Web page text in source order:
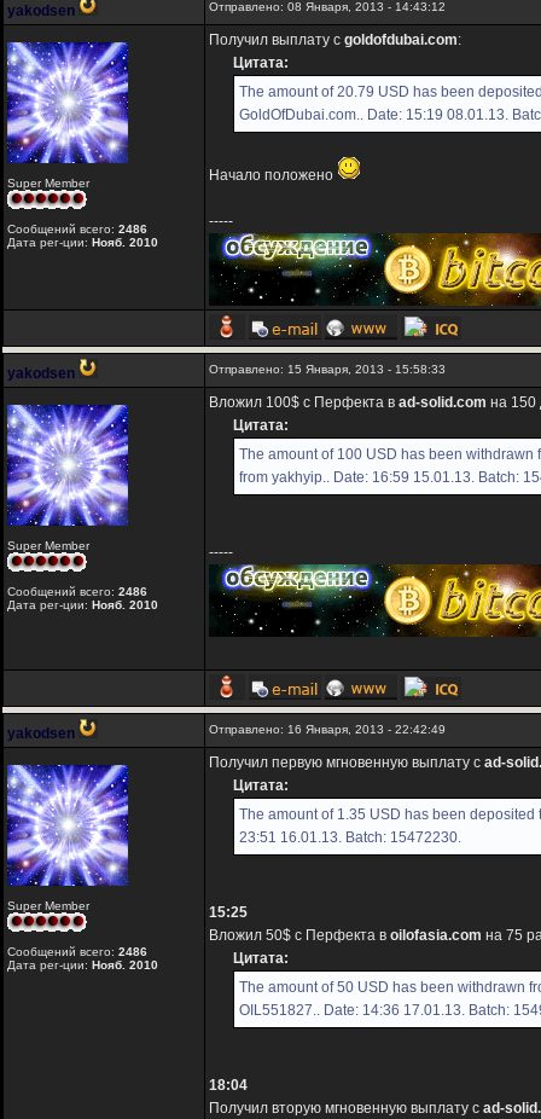
yakodsen Отправлено: 08 Января, 2013 - 14:43:12
Super Member
Сообщений всего: 2486
Дата рег-ции: Нояб. 2010
Получил выплату с goldofdubai.com:
Цитата:
The amount of 20.79 USD has been
GoldOfDubai.com.. Date: 15:19 08.01.13.
Начало положено
-----
yakodsen Отправлено: 15 Января, 2013 - 15:58:33
Super Member
Сообщений всего: 2486
Дата рег-ции: Нояб. 2010
Вложил 100$ с Перфекта в ad-solid.com на 150
Цитата:
The amount of 100 USD has been
from yakhyip.. Date: 16:59 15.01.13. Batch:
-----
yakodsen Отправлено: 16 Января, 2013 - 22:42:49
Super Member
Сообщений всего: 2486
Дата рег-ции: Нояб. 2010
Получил первую мгновенную выплату с ad-
Цитата:
The amount of 1.35 USD has been
23:51 16.01.13. Batch: 15472230.
15:25
Вложил 50$ с Перфекта в oilofasia.com на 75
Цитата:
The amount of 50 USD has been withdrawn
OIL551827.. Date: 14:36 17.01.13. Batch:
18:04
Получил вторую мгновенную выплату с ad-